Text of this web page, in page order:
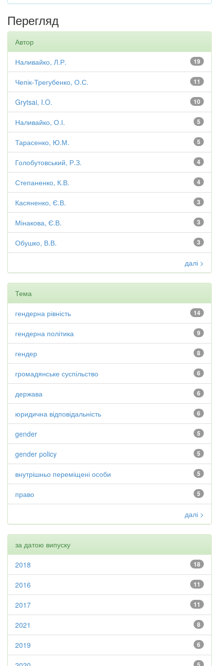
Перегляд
Автор
19
Наливайко, Л.Р.
11
Чепік-Трегубенко, О.С.
10
Grytsai, I.O.
5
Наливайко, О.І.
5
Тарасенко, Ю.М.
4
Голобутовський, Р.З.
4
Степаненко, К.В.
3
Касяненко, Є.В.
3
Мінакова, Є.В.
3
Обушко, В.В.
далі >
Тема
14
гендерна рівність
9
гендерна політика
8
гендер
6
громадянське суспільство
6
держава
6
юридична відповідальність
5
gender
5
gender policy
5
внутрішньо переміщені особи
5
право
далі >
за датою випуску
18
2018
11
2016
11
2017
8
2021
6
2019